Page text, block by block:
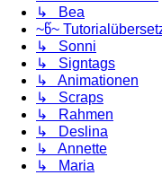
↳ Bea
~წ~
↳ Sonni
↳ Signtags
↳ Animationen
↳ Scraps
↳ Rahmen
↳ Deslina
↳ Annette
↳ Maria